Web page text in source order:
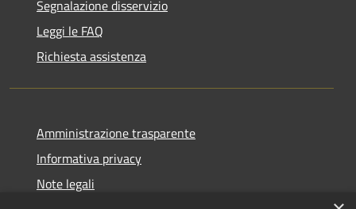
Segnalazione disservizio
Leggi le FAQ
Richiesta assistenza
Amministrazione trasparente
Informativa privacy
Note legali